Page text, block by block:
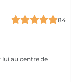
84
lui au centre de